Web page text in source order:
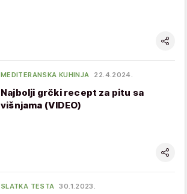
MEDITERANSKA KUHINJA 22.4.2024.
Najbolji grčki recept za pitu sa
višnjama (VIDEO)
SLATKA TESTA 30.1.2023.